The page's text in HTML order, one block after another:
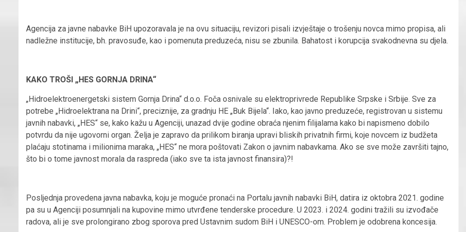
Agencija za javne nabavke BiH upozoravala je na ovu situaciju, revizori pisali izvještaje o trošenju novca mimo propisa, ali
nadležne institucije, bh. pravosuđe, kao i pomenuta preduzeća, nisu se zbunila. Bahatost i korupcija svakodnevna su djela.
KAKO TROŠI „HES GORNJA DRINA“
„Hidroelektroenergetski sistem Gornja Drina“ d.o.o. Foča osnivale su elektroprivrede Republike Srpske i Srbije. Sve za
potrebe „Hidroelektrana na Drini“, preciznije, za gradnju HE „Buk Bijela“. Iako, kao javno preduzeće, registrovan u sistemu
javnih nabavki, „HES“ se, kako kažu u Agenciji, unazad dvije godine obraća njenim filijalama kako bi napismeno dobilo
potvrdu da nije ugovorni organ. Želja je zapravo da prilikom biranja upravi bliskih privatnih firmi, koje novcem iz budžeta
plaćaju stotinama i milionima maraka, „HES“ ne mora poštovati Zakon o javnim nabavkama. Ako se sve može završiti tajno,
što bi o tome javnost morala da raspreda (iako sve ta ista javnost finansira)?!
Posljednja provedena javna nabavka, koju je moguće pronaći na Portalu javnih nabavki BiH, datira iz oktobra 2021. godine
pa su u Agenciji posumnjali na kupovine mimo utvrđene tenderske procedure. U 2023. i 2024. godini tražili su izvođače
radova, ali je sve prolongirano zbog sporova pred Ustavnim sudom BiH i UNESCO-om. Problem je odobrena koncesija.